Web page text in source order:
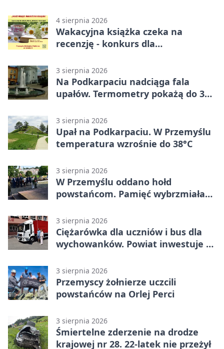
4 sierpnia 2026
Wakacyjna książka czeka na
recenzję - konkurs dla
3 sierpnia 2026
Na Podkarpaciu nadciąga fala
upałów. Termometry pokażą do 36
3 sierpnia 2026
Upał na Podkarpaciu. W Przemyślu
temperatura wzrośnie do 38°C
3 sierpnia 2026
W Przemyślu oddano hołd
powstańcom. Pamięć wybrzmiała
3 sierpnia 2026
Ciężarówka dla uczniów i bus dla
wychowanków. Powiat inwestuje w
3 sierpnia 2026
Przemyscy żołnierze uczcili
powstańców na Orlej Perci
3 sierpnia 2026
Śmiertelne zderzenie na drodze
krajowej nr 28. 22-latek nie przeżył